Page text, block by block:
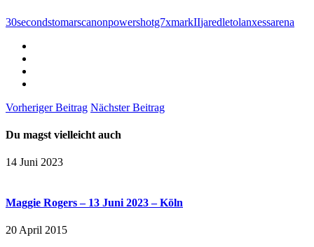
30secondstomarscanonpowershotg7xmarkIIjaredletolanxessarena
Vorheriger Beitrag Nächster Beitrag
Du magst vielleicht auch
14 Juni 2023
Maggie Rogers – 13 Juni 2023 – Köln
20 April 2015